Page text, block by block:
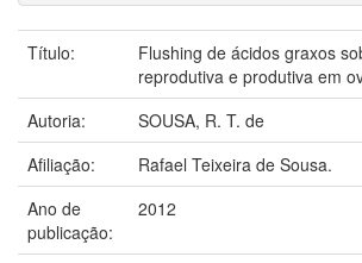
Título:
Flushing de ácidos graxos
reprodutiva e produtiva em
Autoria:
SOUSA, R. T. de
Afiliação:
Rafael Teixeira de Sousa.
Ano de
publicação:
2012